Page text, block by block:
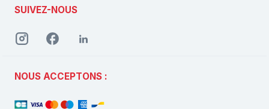
SUIVEZ-NOUS
NOUS ACCEPTONS :